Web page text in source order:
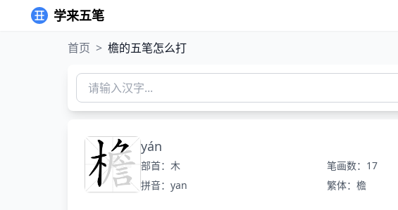
学来五笔
首页 > 檐的五笔怎么打
yán
部首：木 笔画数：17
拼音：yan
繁体：檐